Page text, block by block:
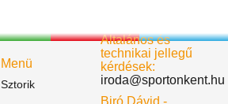
Menü
Sztorik
Általános és
technikai jellegű
kérdések:
iroda@sportonkent.hu